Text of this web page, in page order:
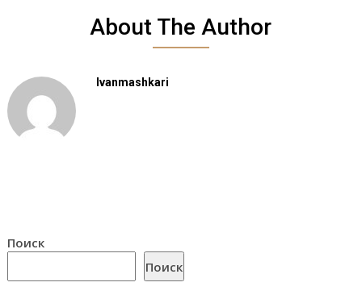
About The Author
Ivanmashkari
Поиск
Поиск